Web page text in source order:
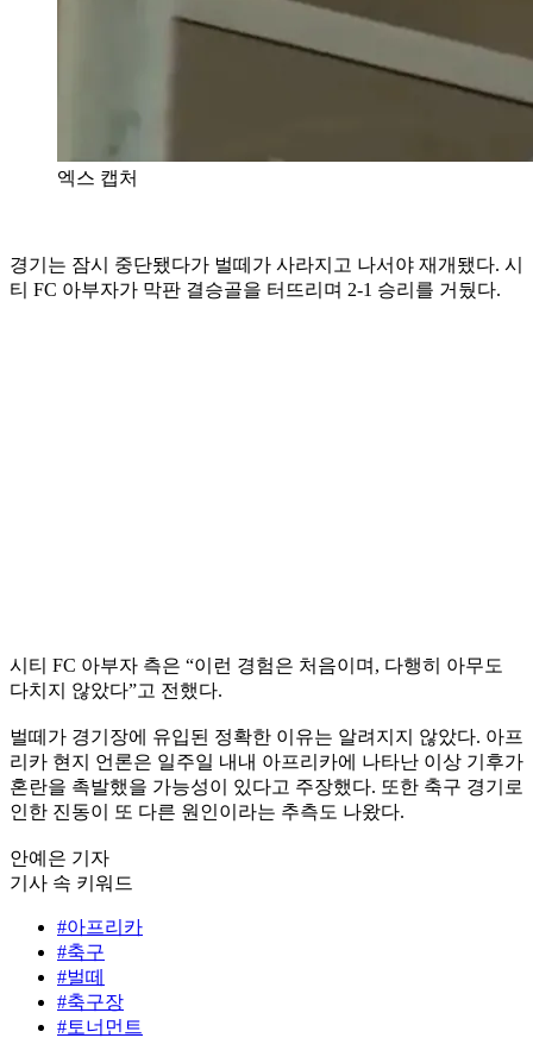
엑스 캡처
경기는 잠시 중단됐다가 벌떼가 사라지고 나서야 재개됐다. 시
티 FC 아부자가 막판 결승골을 터뜨리며 2-1 승리를 거뒀다.
시티 FC 아부자 측은 “이런 경험은 처음이며, 다행히 아무도
다치지 않았다”고 전했다.
벌떼가 경기장에 유입된 정확한 이유는 알려지지 않았다. 아프
리카 현지 언론은 일주일 내내 아프리카에 나타난 이상 기후가
혼란을 촉발했을 가능성이 있다고 주장했다. 또한 축구 경기로
인한 진동이 또 다른 원인이라는 추측도 나왔다.
안예은 기자
기사 속 키워드
#아프리카
#축구
#벌떼
#축구장
#토너먼트